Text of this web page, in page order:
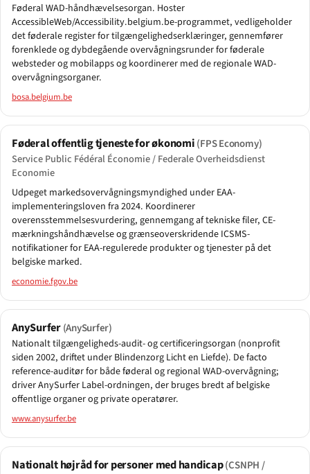
Føderal WAD-håndhævelsesorgan. Hoster
AccessibleWeb/Accessibility.belgium.be-programmet, vedligeholder
det føderale register for tilgængelighedserklæringer, gennemfører
forenklede og dybdegående overvågningsrunder for føderale
websteder og mobilapps og koordinerer med de regionale WAD-
overvågningsorganer.
bosa.belgium.be
Føderal offentlig tjeneste for økonomi(FPS Economy)
Service Public Fédéral Économie / Federale Overheidsdienst
Economie
Udpeget markedsovervågningsmyndighed under EAA-
implementeringsloven fra 2024. Koordinerer
overensstemmelsesvurdering, gennemgang af tekniske filer, CE-
mærkningshåndhævelse og grænseoverskridende ICSMS-
notifikationer for EAA-regulerede produkter og tjenester på det
belgiske marked.
economie.fgov.be
AnySurfer(AnySurfer)
Nationalt tilgængeligheds-audit- og certificeringsorgan (nonprofit
siden 2002, driftet under Blindenzorg Licht en Liefde). De facto
reference-auditør for både føderal og regional WAD-overvågning;
driver AnySurfer Label-ordningen, der bruges bredt af belgiske
offentlige organer og private operatører.
www.anysurfer.be
Nationalt højråd for personer med handicap(CSNPH /